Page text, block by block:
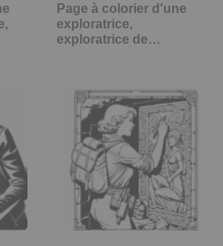
Page à colorier d'une
exploratrice,
exploratrice de…